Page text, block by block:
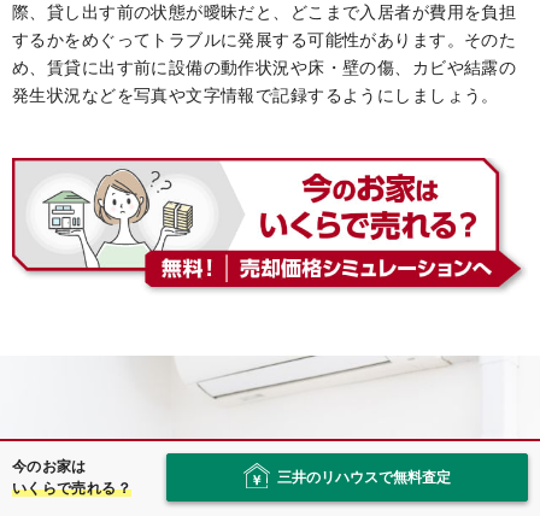
際、貸し出す前の状態が曖昧だと、どこまで入居者が費用を負担
するかをめぐってトラブルに発展する可能性があります。そのた
め、賃貸に出す前に設備の動作状況や床・壁の傷、カビや結露の
発生状況などを写真や文字情報で記録するようにしましょう。
今のお家は
いくらで売れる？
三井のリハウスで無料査定